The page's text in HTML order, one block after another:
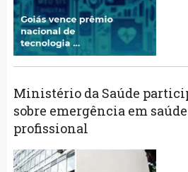
Ministério da Saúde
sobre emergência em
profissional